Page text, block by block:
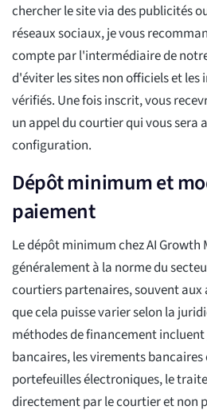
chercher le site via des publicités
réseaux sociaux, je vous
compte par l'intermédiaire de
d'éviter les sites non officiels et les
vérifiés. Une fois inscrit, vous
un appel du courtier qui vous sera
configuration.
Dépôt minimum et
paiement
Le dépôt minimum chez AI
généralement à la norme du
courtiers partenaires, souvent aux
que cela puisse varier selon la
méthodes de financement
bancaires, les virements
portefeuilles électroniques, le
directement par le courtier et non